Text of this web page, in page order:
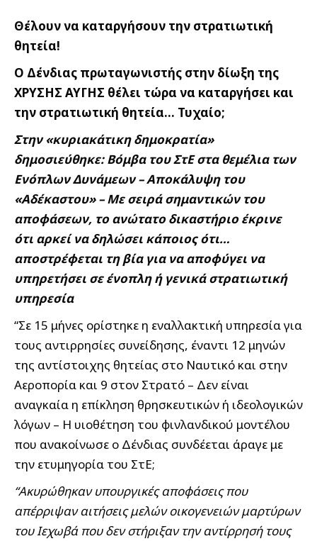
Θέλουν να καταργήσουν την στρατιωτική
θητεία!
Ο Δένδιας πρωταγωνιστής στην δίωξη της
ΧΡΥΣΗΣ ΑΥΓΗΣ θέλει τώρα να καταργήσει και
την στρατιωτική θητεία… Τυχαίο;
Στην «κυριακάτικη δημοκρατία»
δημοσιεύθηκε: Βόμβα του ΣτΕ στα θεμέλια των
Ενόπλων Δυνάμεων – Αποκάλυψη του
«Αδέκαστου» – Με σειρά σημαντικών του
αποφάσεων, το ανώτατο δικαστήριο έκρινε
ότι αρκεί να δηλώσει κάποιος ότι…
αποστρέφεται τη βία για να αποφύγει να
υπηρετήσει σε ένοπλη ή γενικά στρατιωτική
υπηρεσία
“Σε 15 μήνες ορίστηκε η εναλλακτική υπηρεσία για
τους αντιρρησίες συνείδησης, έναντι 12 μηνών
της αντίστοιχης θητείας στο Ναυτικό και στην
Αεροπορία και 9 στον Στρατό – Δεν είναι
αναγκαία η επίκληση θρησκευτικών ή ιδεολογικών
λόγων – Η υιοθέτηση του φινλανδικού μοντέλου
που ανακοίνωσε ο Δένδιας συνδέεται άραγε με
την ετυμηγορία του ΣτΕ;
“Ακυρώθηκαν υπουργικές αποφάσεις που
απέρριψαν αιτήσεις μελών οικογενειών μαρτύρων
του Ιεχωβά που δεν στήριξαν την αντίρρησή τους